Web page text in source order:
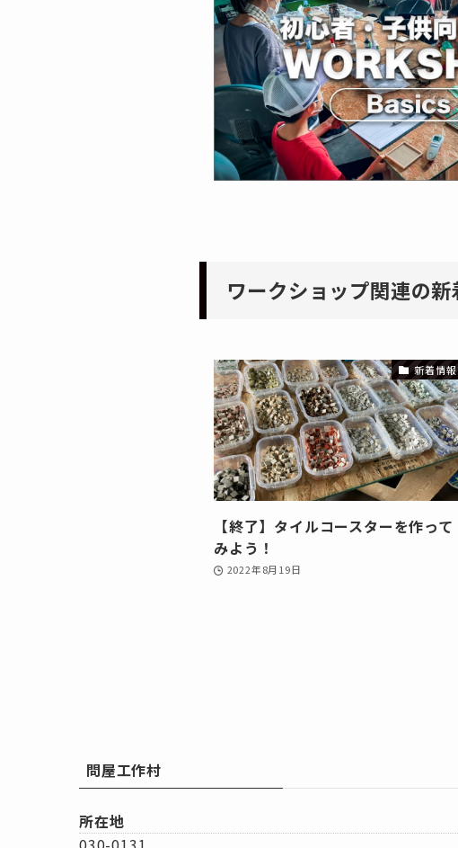
ワークショップ関連の新
新着情報
【終了】タイルコースターを作って
みよう！
2022年8月19日
問屋工作村
所在地